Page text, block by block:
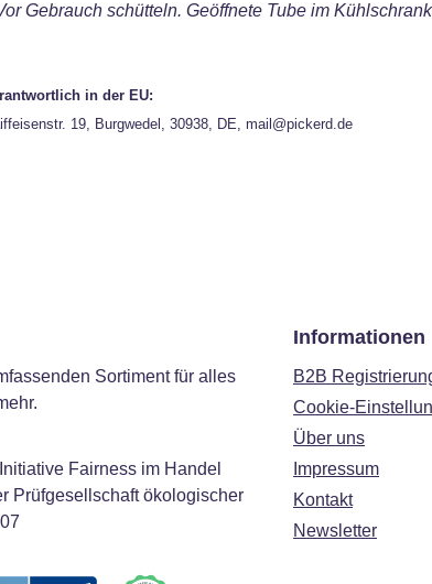
Gebrauch schütteln. Geöffnete Tube im
in der EU:
19, Burgwedel, 30938, DE, mail@pickerd.de
Sortiment für alles
Fairness im Handel
Prüfgesellschaft ökologischer
Informationen
B2B
Cookie-
Über uns
Impressum
Kontakt
Newsletter